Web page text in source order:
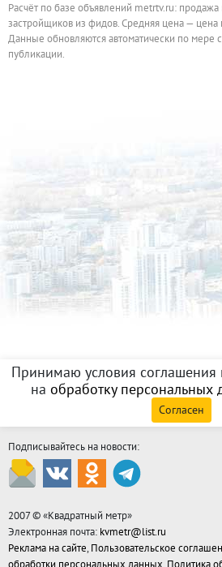
Расчёт по базе объявлений metrtv.ru:
застройщиков из фидов. Средняя цена —
Данные обновляются автоматически по мере
публикации.
Принимаю условия соглашения
на обработку персональных
Согласен
Подписывайтесь на новости:
2007 © «Квадратный метр»
Электронная почта: kvmetr@list.ru
Реклама на сайте, Пользовательское
обработки персональных данных Политика